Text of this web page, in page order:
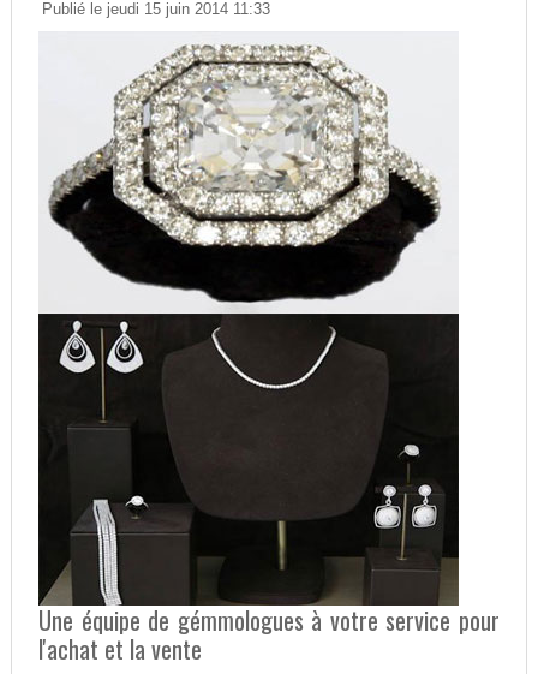
Publié le jeudi 15 juin 2014 11:33
Une équipe de gémmologues à votre service pour
l'achat et la vente